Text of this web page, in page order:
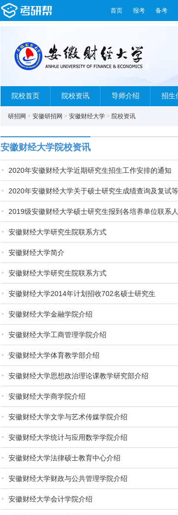
首页 报考 备考
院校首页 院校资讯 导师介绍 招生
研招网 > 安徽研招网 > 安徽财经大学 > 院校资讯
安徽财经大学院校资讯
2020年安徽财经大学近期研究生招生工作安排的通知
2020年安徽财经大学关于硕士研究生成绩查询及复试
2019级安徽财经大学硕士研究生报到各培养单位联系
安徽财经大学研究生院联系方式
安徽财经大学简介
安徽财经大学研究生院联系方式
安徽财经大学2014年计划招收702名硕士研究生
安徽财经大学金融学院介绍
安徽财经大学工商管理学院介绍
安徽财经大学体育教学部介绍
安徽财经大学思想政治理论课教学研究部介绍
安徽财经大学商学院介绍
安徽财经大学文学与艺术传媒学院介绍
安徽财经大学统计与应用数学学院介绍
安徽财经大学法律硕士教育中心介绍
安徽财经大学财政与公共管理学院介绍
安徽财经大学会计学院介绍